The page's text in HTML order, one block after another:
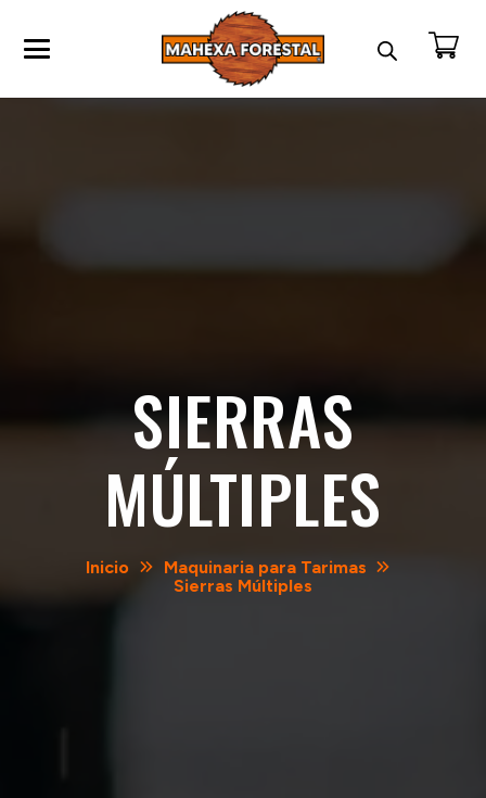
SIERRAS
MÚLTIPLES
Inicio
Maquinaria para Tarimas
Sierras Múltiples